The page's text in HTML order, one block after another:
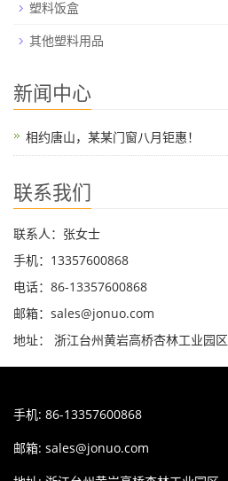
塑料饭盒
其他塑料用品
新闻中心
相约唐山，某某门窗八月钜惠！
联系我们
联系人：张女士
手机：13357600868
电话：86-13357600868
邮箱：sales@jonuo.com
地址： 浙江台州黄岩高桥杏林工业园区
手机: 86-13357600868
邮箱: sales@jonuo.com